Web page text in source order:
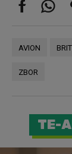
AVION
ZBOR
TE-